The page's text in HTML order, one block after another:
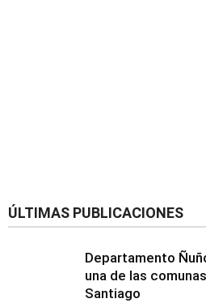
ÚLTIMAS PUBLICACIONES
Departamento
una de las
Santiago